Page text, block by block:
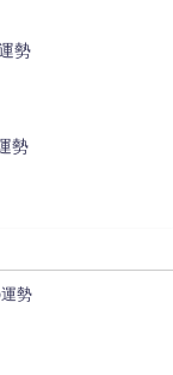
勢
勢
勢